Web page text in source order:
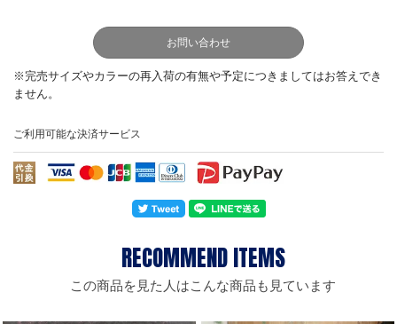
お問い合わせ
ご利用可能な決済サービス
この商品を見た人はこんな商品も見ています